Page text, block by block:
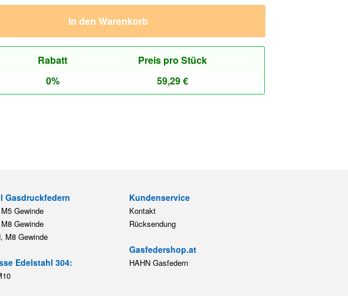
In den Warenkorb
Rabatt
Preis pro Stück
0% 59,29€
Gasdruckfedern
Gewinde
Gewinde
M8 Gewinde
Edelstahl 304:
Kundenservice
Kontakt
Rücksendung
Gasfedershop.at
HAHN Gasfedern